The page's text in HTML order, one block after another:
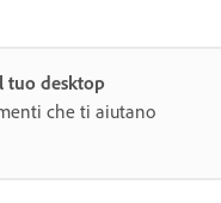
tuo desktop
che ti aiutano